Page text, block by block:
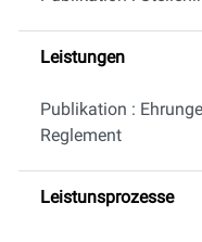
Leistungen
Publikation :
Reglement
Leistunsprozesse